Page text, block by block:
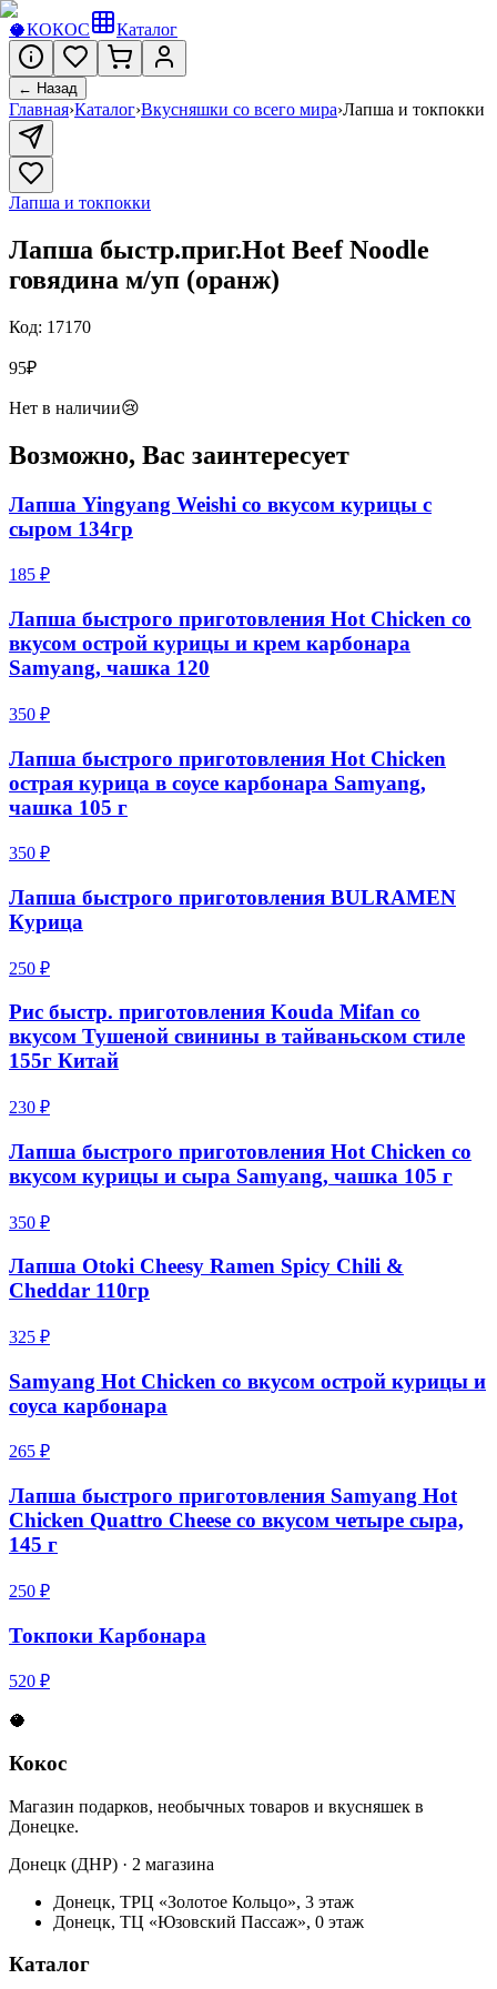
🥥КОКОС Каталог
← Назад
Главная›Каталог›Вкусняшки со всего мира›Лапша и токпокки
Лапша и токпокки
Лапша быстр.приг.Hot Beef Noodle
говядина м/уп (оранж)
Код: 17170
95₽
Нет в наличии😢
Возможно, Вас заинтересует
Лапша Yingyang Weishi со вкусом курицы с
сыром 134гр
185 ₽
Лапша быстрого приготовления Hot Chicken со
вкусом острой курицы и крем карбонара
Samyang, чашка 120
350 ₽
Лапша быстрого приготовления Hot Chicken
острая курица в соусе карбонара Samyang,
чашка 105 г
350 ₽
Лапша быстрого приготовления BULRAMEN
Курица
250 ₽
Рис быстр. приготовления Kouda Mifan со
вкусом Тушеной свинины в тайваньском стиле
155г Китай
230 ₽
Лапша быстрого приготовления Hot Chicken со
вкусом курицы и сыра Samyang, чашка 105 г
350 ₽
Лапша Otoki Cheesy Ramen Spicy Chili &
Cheddar 110гр
325 ₽
Samyang Hot Chicken со вкусом острой курицы и
соуса карбонара
265 ₽
Лапша быстрого приготовления Samyang Hot
Chicken Quattro Cheese со вкусом четыре сыра,
145 г
250 ₽
Токпоки Карбонара
520 ₽
🥥
Кокос
Магазин подарков, необычных товаров и вкусняшек в
Донецке.
Донецк (ДНР) · 2 магазина
Донецк, ТРЦ «Золотое Кольцо», 3 этаж
Донецк, ТЦ «Юзовский Пассаж», 0 этаж
Каталог